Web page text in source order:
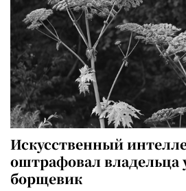
Искусственный
оштрафовал владельца
борщевик